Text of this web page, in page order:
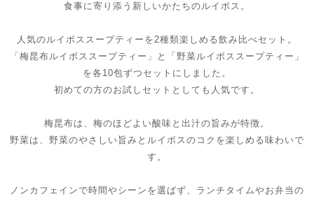
食事に寄り添う新しいかたちのルイボス。
人気のルイボススープティーを2種類楽しめる飲み比べセット。
「梅昆布ルイボススープティー」と「野菜ルイボススープティー」
を各10包ずつセットにしました。
初めての方のお試しセットとしても人気です。
梅昆布は、梅のほどよい酸味と出汁の旨みが特徴。
野菜は、野菜のやさしい旨みとルイボスのコクを楽しめる味わいで
す。
ノンカフェインで時間やシーンを選ばず、ランチタイムやお弁当の